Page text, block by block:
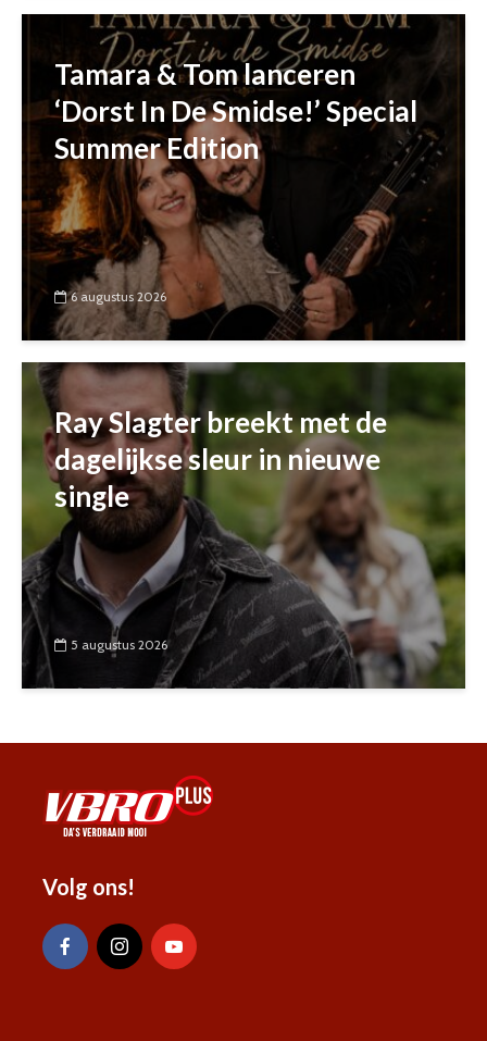
Tamara & Tom lanceren
‘Dorst In De Smidse!’ Special
Summer Edition
6 augustus 2026
Ray Slagter breekt met de
dagelijkse sleur in nieuwe
single
5 augustus 2026
Volg ons!